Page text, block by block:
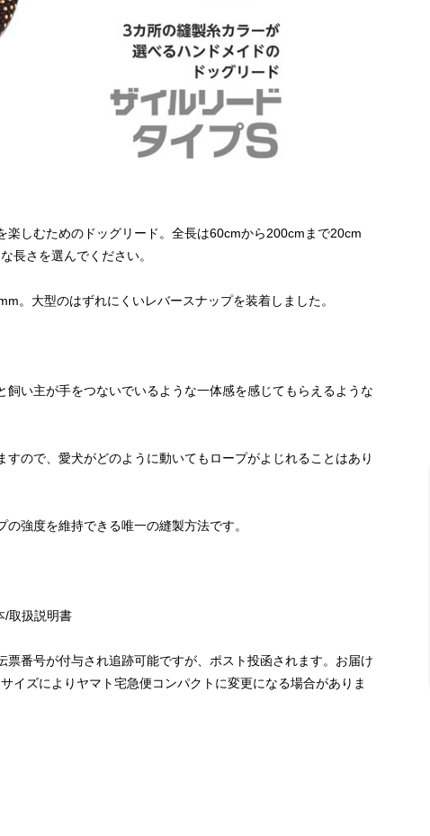
楽しむためのドッグリード。全長は60cmから200cmまで20cm
い主が手をつないでいるような一体感を感じてもらえるような
ので、愛犬がどのように動いてもロープがよじれることはあり
番号が付与され追跡可能ですが、ポスト投函されます。お届け
イズによりヤマト宅急便コンパクトに変更になる場合がありま